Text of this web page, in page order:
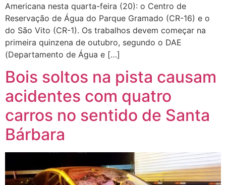
Americana nesta quarta-feira (20): o Centro de
Reservação de Água do Parque Gramado (CR-16) e o
do São Vito (CR-1). Os trabalhos devem começar na
primeira quinzena de outubro, segundo o DAE
(Departamento de Água e […]
Bois soltos na pista causam
acidentes com quatro
carros no sentido de Santa
Bárbara